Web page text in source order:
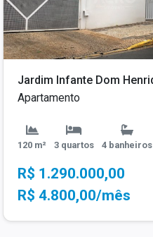
Apartamento
120 m² 3 quartos 4 banheiros
R$ 1.290.000,00
R$ 4.800,00/mês